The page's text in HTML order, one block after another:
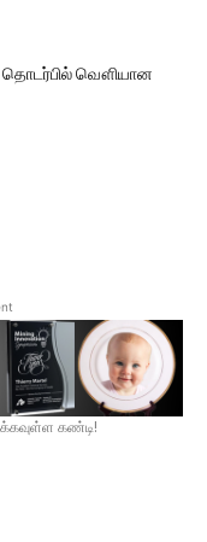
தொடர்பில் வௌியான